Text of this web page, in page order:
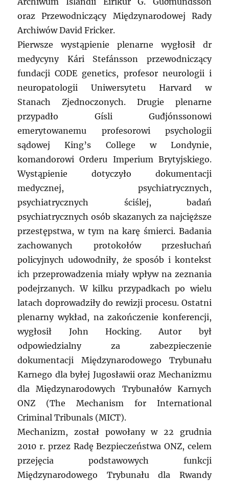
oraz Przewodniczący Międzynarodowej Rady
Archiwów David Fricker.
Pierwsze wystąpienie plenarne wygłosił dr
medycyny Kári Stefánsson przewodniczący
fundacji CODE genetics, profesor neurologii i
neuropatologii Uniwersytetu Harvard w
Stanach Zjednoczonych. Drugie plenarne
przypadło Gísli Guđjónssonowi
emerytowanemu profesorowi psychologii
sądowej King’s College w Londynie,
komandorowi Orderu Imperium Brytyjskiego.
Wystąpienie dotyczyło dokumentacji
medycznej, psychiatrycznych,
psychiatrycznych ściślej, badań
psychiatrycznych osób skazanych za najcięższe
przestępstwa, w tym na karę śmierci. Badania
zachowanych protokołów przesłuchań
policyjnych udowodniły, że sposób i kontekst
ich przeprowadzenia miały wpływ na zeznania
podejrzanych. W kilku przypadkach po wielu
latach doprowadziły do rewizji procesu. Ostatni
plenarny wykład, na zakończenie konferencji,
wygłosił John Hocking. Autor był
odpowiedzialny za zabezpieczenie
dokumentacji Międzynarodowego Trybunału
Karnego dla byłej Jugosławii oraz Mechanizmu
dla Międzynarodowych Trybunałów Karnych
ONZ (The Mechanism for International
Criminal Tribunals (MICT).
Mechanizm, został powołany w 22 grudnia
2010 r. przez Radę Bezpieczeństwa ONZ, celem
przejęcia podstawowych funkcji
Międzynarodowego Trybunału dla Rwandy